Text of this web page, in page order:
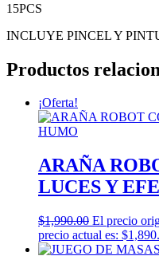
15PCS
INCLUYE PINCEL Y
Productos
¡Oferta!
ARAÑA
LUCES Y
$1,990.00 El precio
precio actual es: